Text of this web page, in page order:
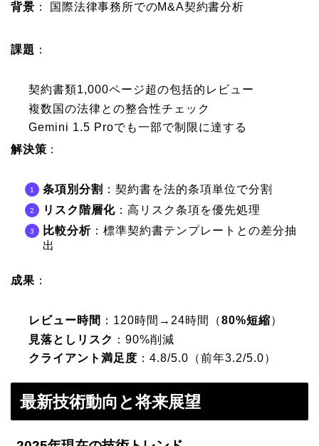
背景 ： 国際法律事務所でのM&A契約書分析
課題 ：
契約書類1,000ページ超の包括的レビュー
複数国の法律との整合性チェック
Gemini 1.5 Proでも一部で制限に達する
解決策 ：
条項別分割 ：契約書を法的条項単位で分割
リスク階層化 ：高リスク条項を優先処理
比較分析 ：標準契約書テンプレートとの差分抽
出
成果 ：
レビュー時間 ：120時間→24時間（80%短縮）
見落としリスク ：90%削減
クライアント満足度 ：4.8/5.0（前年3.2/5.0）
最新技術動向と将来展望